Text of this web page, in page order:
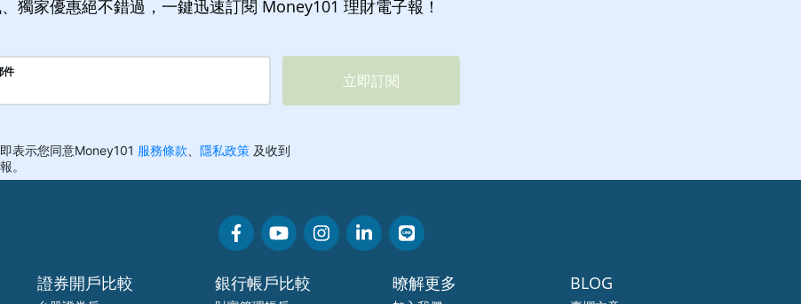
獨家優惠絕不錯過，一鍵迅速訂閱 Money101 理財電子報！
證券開戶比較 銀行帳戶比較 暸解更多 BLOG